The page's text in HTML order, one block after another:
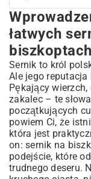
Wprowadzenie do
serników na
Dlaczego sernik
idealny wybór?
Składniki na
co będzie
Jak wybrać
sernika?
Idealny twaróg
uwagę?
Krok po kroku:
na biszkoptach
Przygotowanie
łatwych
biszkoptach
Sernik to król
Ale jego
Pękający
zakalec – te
początkujących
powiem Ci, że
która jest
on: sernik na
podejście, które
trudnego deseru.